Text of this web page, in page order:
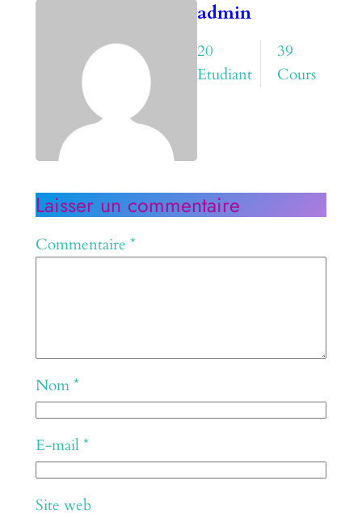
admin
20
Etudiant
39
Cours
Laisser un commentaire
Commentaire *
Nom*
E-mail*
Site web